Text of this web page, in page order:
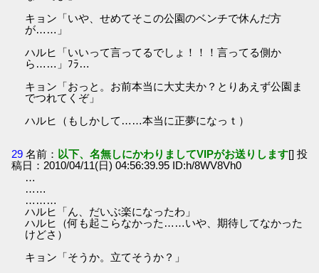
キョン「いや、せめてそこの公園のベンチで休んだ方
が……」
ハルヒ「いいって言ってるでしょ！！！言ってる側か
ら……」ﾌﾗ…
キョン「おっと。お前本当に大丈夫か？とりあえず公園ま
でつれてくぞ」
ハルヒ（もしかして……本当に正夢になっｔ）
29 名前： 以下、名無しにかわりましてVIPがお送りします[] 投
稿日：2010/04/11(日) 04:56:39.95 ID:h/8WV8Vh0
…
……
………
ハルヒ「ん、だいぶ楽になったわ」
ハルヒ（何も起こらなかった……いや、期待してなかった
けどさ）
キョン「そうか。立てそうか？」